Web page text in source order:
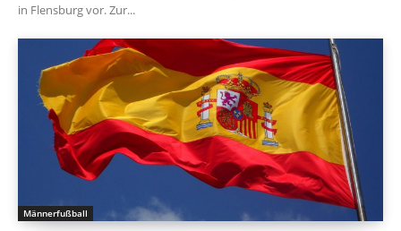
in Flensburg vor. Zur...
Männerfußball